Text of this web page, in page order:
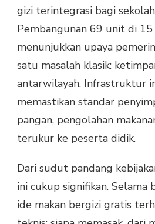
gizi terintegrasi bagi
Pembangunan 69 unit di 15
menunjukkan upaya
satu masalah klasik:
antarwilayah. Infrastruktur
memastikan standar
pangan, pengolahan
terukur ke peserta didik.
Dari sudut pandang
ini cukup signifikan. Selama
ide makan bergizi gratis